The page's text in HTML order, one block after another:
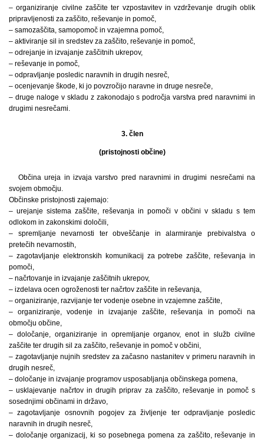
– organiziranje civilne zaščite ter vzpostavitev in vzdrževanje drugih oblik
pripravljenosti za zaščito, reševanje in pomoč,
– samozaščita, samopomoč in vzajemna pomoč,
– aktiviranje sil in sredstev za zaščito, reševanje in pomoč,
– odrejanje in izvajanje zaščitnih ukrepov,
– reševanje in pomoč,
– odpravljanje posledic naravnih in drugih nesreč,
– ocenjevanje škode, ki jo povzročijo naravne in druge nesreče,
– druge naloge v skladu z zakonodajo s področja varstva pred naravnimi in
drugimi nesrečami.
3. člen
(pristojnosti občine)
Občina ureja in izvaja varstvo pred naravnimi in drugimi nesrečami na
svojem območju.
Občinske pristojnosti zajemajo:
– urejanje sistema zaščite, reševanja in pomoči v občini v skladu s tem
odlokom in zakonskimi določili,
– spremljanje nevarnosti ter obveščanje in alarmiranje prebivalstva o
pretečih nevarnostih,
– zagotavljanje elektronskih komunikacij za potrebe zaščite, reševanja in
pomoči,
– načrtovanje in izvajanje zaščitnih ukrepov,
– izdelava ocen ogroženosti ter načrtov zaščite in reševanja,
– organiziranje, razvijanje ter vodenje osebne in vzajemne zaščite,
– organiziranje, vodenje in izvajanje zaščite, reševanja in pomoči na
območju občine,
– določanje, organiziranje in opremljanje organov, enot in služb civilne
zaščite ter drugih sil za zaščito, reševanje in pomoč v občini,
– zagotavljanje nujnih sredstev za začasno nastanitev v primeru naravnih in
drugih nesreč,
– določanje in izvajanje programov usposabljanja občinskega pomena,
– usklajevanje načrtov in drugih priprav za zaščito, reševanje in pomoč s
sosednjimi občinami in državo,
– zagotavljanje osnovnih pogojev za življenje ter odpravljanje posledic
naravnih in drugih nesreč,
– določanje organizacij, ki so posebnega pomena za zaščito, reševanje in